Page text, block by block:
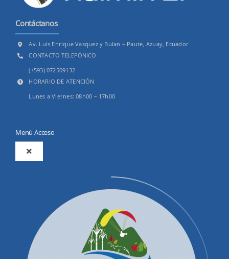
Contáctanos
Av. Luis Enrique Vasquez y Bulan – Paute, Azuay, Ecuador
CONTACTO TELEFÓNICO
(+593) 072509132
HORARIO DE ATENCIÓN
Lunes a Viernes: 08h00 – 17h00
Menú Acceso
Toggle
Productos y Servicios
Convocatorias Precalificación